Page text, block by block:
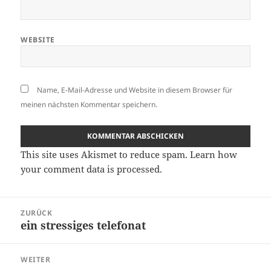
WEBSITE
Name, E-Mail-Adresse und Website in diesem Browser für
meinen nächsten Kommentar speichern.
This site uses Akismet to reduce spam.Learn how
your comment data is processed.
ZURÜCK
Vorheriger
ein stressiges telefonat
WEITER